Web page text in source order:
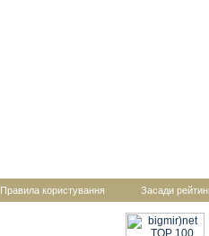
Правила користування Засади